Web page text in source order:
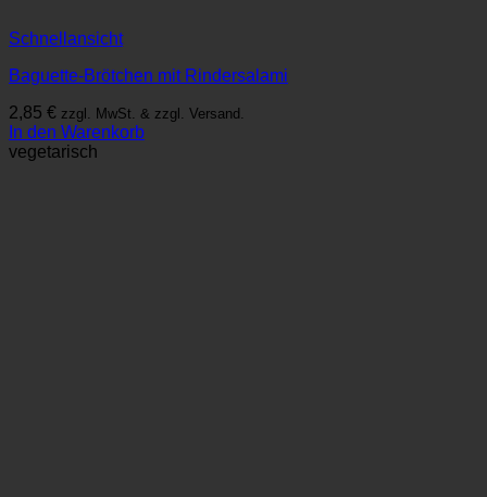
Schnellansicht
Baguette-Brötchen mit Rindersalami
2,85 € zzgl. MwSt. & zzgl. Versand.
In den Warenkorb
vegetarisch